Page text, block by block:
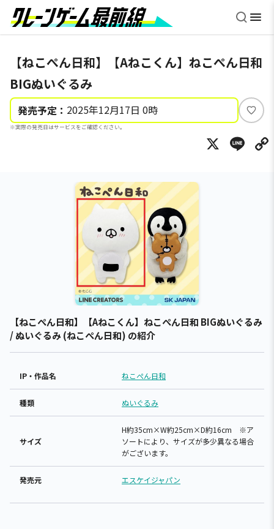
【ねこぺん日和】【Aねこくん】ねこぺん日和
BIGぬいぐるみ
発売予定： 2025年12月17日 0時
※実際の発売日はサービスをご確認ください。
い
ね
X
【ねこぺん日和】【Aねこくん】ねこぺん日和 BIGぬいぐるみ
/ ぬいぐるみ (ねこぺん日和) の紹介
IP・作品名 ねこぺん日和
種類 ぬいぐるみ
サイズ
H約35cm×W約25cm×D約16cm ※ア
ソートにより、サイズが多少異なる場合
がございます。
発売元 エスケイジャパン